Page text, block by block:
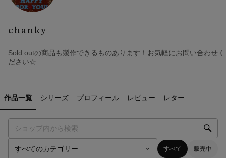
chanky
Sold outの商品も製作できるものあります！お気軽にお問い合わせく
ださい☆
作品一覧 シリーズ プロフィール レビュー レター
すべて 販売中